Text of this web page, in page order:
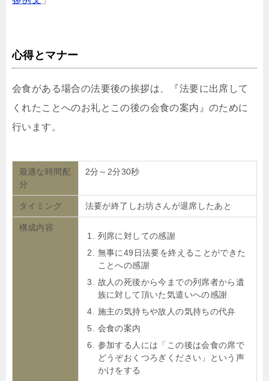
心得とマナー
会食がある場合の法要後の挨拶は、『法要に出席して
くれたことへのお礼とこの後の会食の案内』のために
行います。
最適な時間配
分
2分～2分30秒
タイミング 法要が終了しお坊さんが退席したあと
構成内容
列席に対しての感謝
無事に49日法要を終えることができた
ことへの感謝
故人の死後から今までの列席者から遺
族に対して頂いた気遣いへの感謝
施主の気持ちや故人の気持ちの代弁
会食の案内
参加する人には「この後は会食の席で
どうぞおくつろぎください」という声
かけをする